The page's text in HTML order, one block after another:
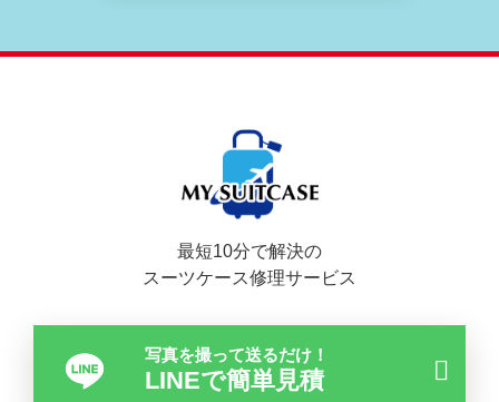
最短10分で解決の
スーツケース修理サービス
写真を撮って送るだけ！
LINEで簡単見積